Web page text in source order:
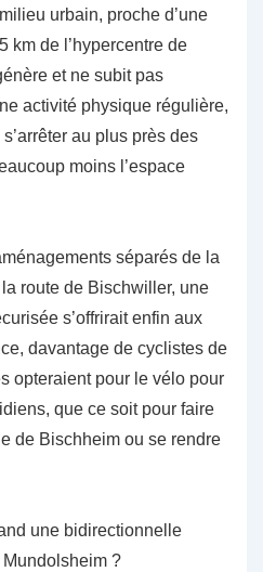
urbain, proche d’une
km de l’hypercentre de
et ne subit pas
activité physique régulière,
au plus près des
moins l’espace
séparés de la
route de Bischwiller, une
s’offrirait enfin aux
davantage de cyclistes de
opteraient pour le vélo pour
que ce soit pour faire
de Bischheim ou se rendre
une bidirectionnelle
?